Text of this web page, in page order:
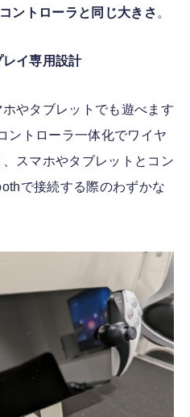
ントローラと同じ大きさ 。
レイ専用設計
やタブレットでも遊べます
ントローラ一体化でワイヤ
スマホやタブレットとコン
で接続する際のわずかな